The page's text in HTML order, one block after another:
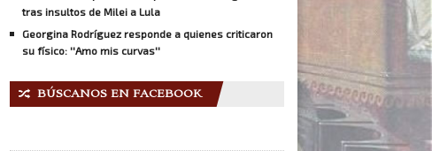
tras insultos de Milei a Lula
Georgina Rodríguez responde a quienes criticaron
su físico: ''Amo mis curvas''
🔀 BÚSCANOS EN FACEBOOK